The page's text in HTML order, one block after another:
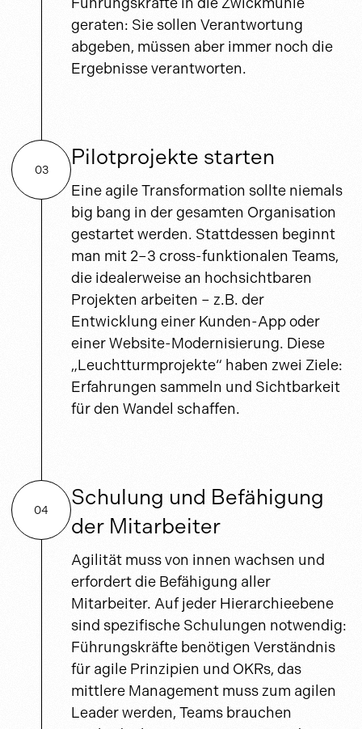
geraten: Sie sollen Verantwortung
abgeben, müssen aber immer noch die
Ergebnisse verantworten.
03 Pilotprojekte starten
Eine agile Transformation sollte niemals
big bang in der gesamten Organisation
gestartet werden. Stattdessen beginnt
man mit 2–3 cross-funktionalen Teams,
die idealerweise an hochsichtbaren
Projekten arbeiten – z.B. der
Entwicklung einer Kunden-App oder
einer Website-Modernisierung. Diese
„Leuchtturmprojekte“ haben zwei Ziele:
Erfahrungen sammeln und Sichtbarkeit
für den Wandel schaffen.
04
Schulung und Befähigung
der Mitarbeiter
Agilität muss von innen wachsen und
erfordert die Befähigung aller
Mitarbeiter. Auf jeder Hierarchieebene
sind spezifische Schulungen notwendig:
Führungskräfte benötigen Verständnis
für agile Prinzipien und OKRs, das
mittlere Management muss zum agilen
Leader werden, Teams brauchen